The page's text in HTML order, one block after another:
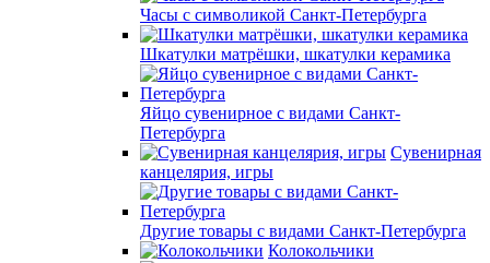
Часы с символикой Санкт-Петербурга
Шкатулки матрёшки, шкатулки керамика
Яйцо сувенирное с видами Санкт-
Петербурга
Сувенирная
канцелярия, игры
Другие товары с видами Санкт-Петербурга
Колокольчики